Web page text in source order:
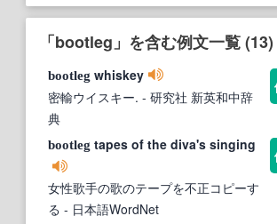
「bootleg」を含む例文一覧 (13)
bootleg whiskey
密輸ウイスキー. - 研究社 新英和中辞
典
bootleg tapes of the diva's singing
女性歌手の歌のテープを不正コピーす
る - 日本語WordNet